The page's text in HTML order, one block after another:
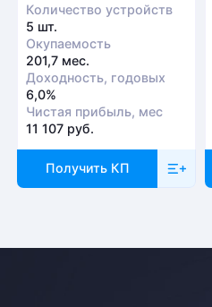
Количество устройств
5 шт.
Окупаемость
201,7 мес.
Доходность, годовых
6,0%
Чистая прибыль, мес
11 107 руб.
Получить КП